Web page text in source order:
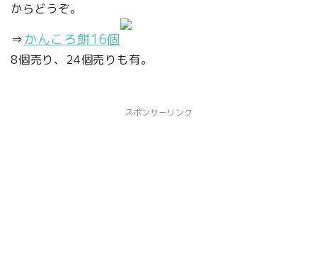
からどうぞ。
⇒ かんころ餅16個
8個売り、24個売りも有。
スポンサーリンク